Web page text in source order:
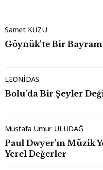
Samet KUZU
Göynük'te Bir Bayram
LEONİDAS
Bolu'da Bir Şeyler
Mustafa Umur ULUDAĞ
Paul Dwyer'ın Müzik
Yerel Değerler